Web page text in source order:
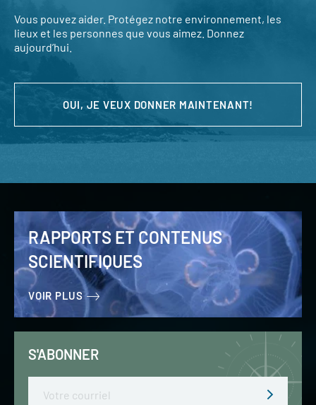
Vous pouvez aider. Protégez notre environnement, les
lieux et les personnes que vous aimez. Donnez
aujourd’hui.
OUI, JE VEUX DONNER MAINTENANT!
RAPPORTS ET CONTENUS
SCIENTIFIQUES
VOIR PLUS
S'ABONNER